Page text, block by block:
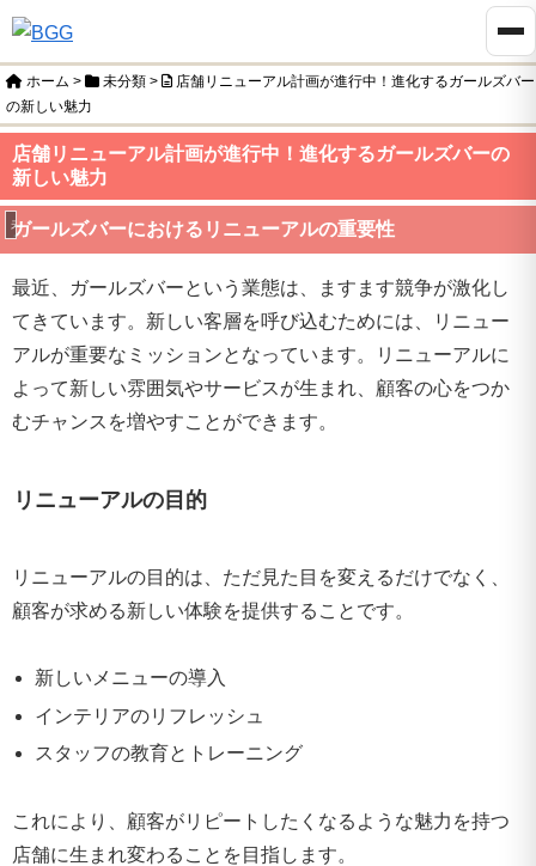
ホーム > 未分類 >
店舗リニューアル計画が進行中！進化するガールズバー
の新しい魅力
店舗リニューアル計画が進行中！進化するガールズバーの
新しい魅力
未分類
ガールズバーにおけるリニューアルの重要性
最近、ガールズバーという業態は、ますます競争が激化し
てきています。新しい客層を呼び込むためには、リニュー
アルが重要なミッションとなっています。リニューアルに
よって新しい雰囲気やサービスが生まれ、顧客の心をつか
むチャンスを増やすことができます。
リニューアルの目的
リニューアルの目的は、ただ見た目を変えるだけでなく、
顧客が求める新しい体験を提供することです。
新しいメニューの導入
インテリアのリフレッシュ
スタッフの教育とトレーニング
これにより、顧客がリピートしたくなるような魅力を持つ
店舗に生まれ変わることを目指します。